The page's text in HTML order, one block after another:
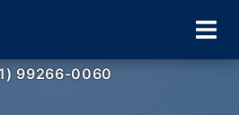
99266-0060